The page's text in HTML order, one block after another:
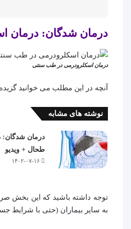
درمان شدگان: درمان
درمان اسکلرودرمی در طب سنتی
آنچه در این مطلب می خوانید
نوشته های مشابه
درمان شدگان:
طحال + ویدیو
۱۴۰۲-۰۷-۱۶
توجه داشته باشید که این بخش
به سایر بیماران (حتی با شرایط